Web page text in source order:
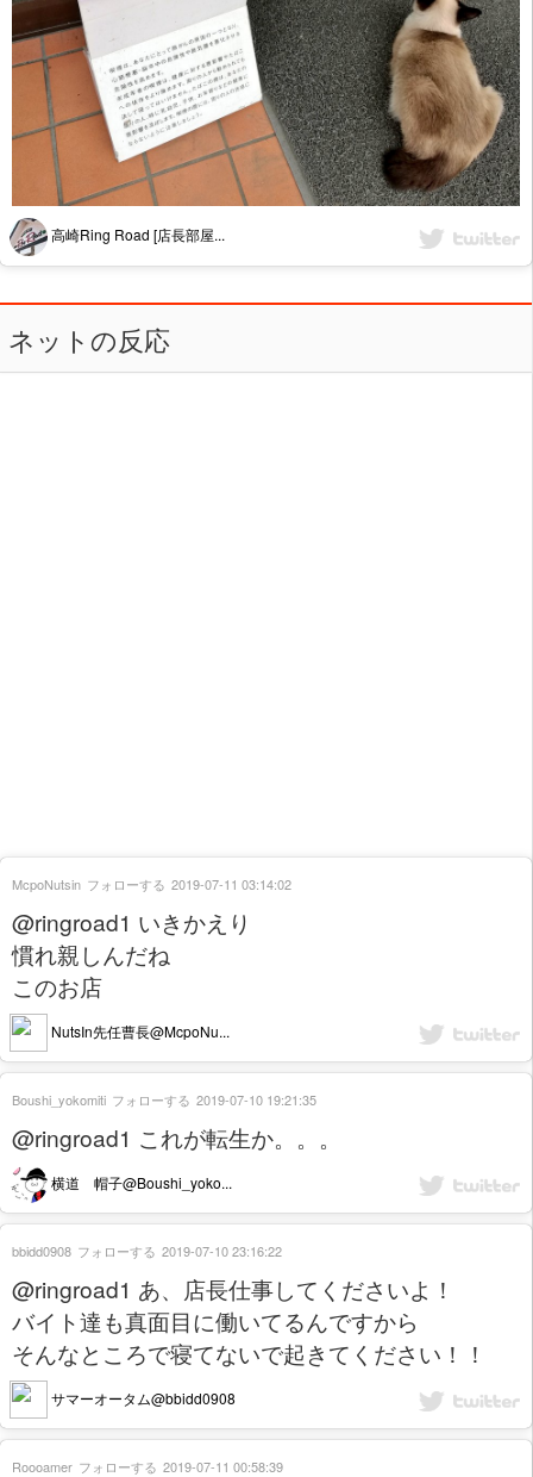
高崎Ring Road [店長部屋...
ネットの反応
@ringroad1 いきかえり
慣れ親しんだね
このお店
NutsIn先任曹長@McpoNu...
McpoNutsin フォローする 2019-07-11 03:14:02
@ringroad1 これが転生か。。。
横道 帽子@Boushi_yoko...
Boushi_yokomiti フォローする 2019-07-10 19:21:35
@ringroad1 あ、店長仕事してくださいよ！
バイト達も真面目に働いてるんですから
そんなところで寝てないで起きてください！！
サマーオータム@bbidd0908
bbidd0908 フォローする 2019-07-10 23:16:22
Roooamer フォローする 2019-07-11 00:58:39